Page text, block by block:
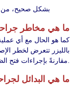
بشكل صحيح، من
ما هي مخاطر جراحة
كما هو الحال مع أي
بالليزر تتعرض لخطر
ما هي البدائل